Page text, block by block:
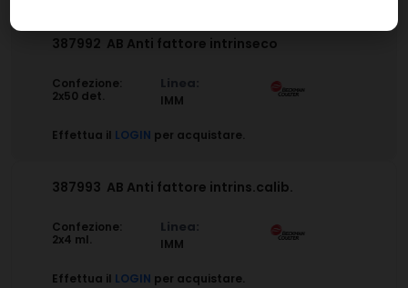
387992 AB Anti fattore intrinseco
Confezione:
2x50 det.
Linea:
IMM
Effettua il LOGIN per acquistare.
387993 AB Anti fattore intrins.calib.
Confezione:
2x4 ml.
Linea:
IMM
Effettua il LOGIN per acquistare.